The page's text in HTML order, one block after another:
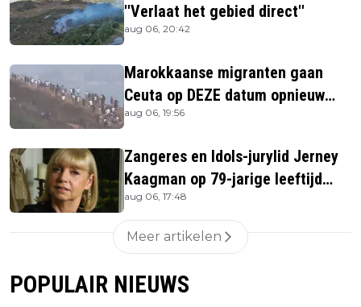
''Verlaat het gebied direct''
aug 06, 20:42
Marokkaanse migranten gaan
Ceuta op DEZE datum opnieuw
bestormen
aug 06, 19:56
Zangeres en Idols-jurylid Jerney
Kaagman op 79-jarige leeftijd
overleden
aug 06, 17:48
Meer artikelen
POPULAIR NIEUWS